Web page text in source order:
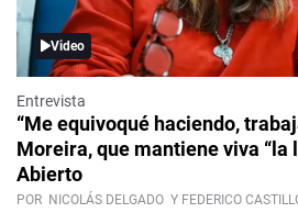
Video
Entrevista
“Me equivoqué haciendo,
Moreira, que mantiene viva “la
Abierto
POR NICOLÁS DELGADO Y FEDERICO